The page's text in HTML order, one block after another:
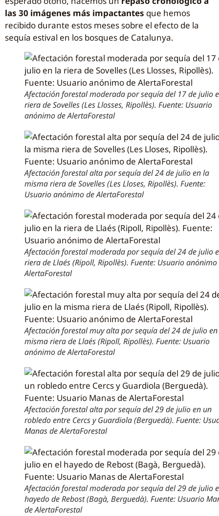
las 30 imágenes más impactantes que hemos
recibido durante estos meses sobre el efecto de la
sequía estival en los bosques de Catalunya.
Afectación forestal moderada por sequía del 17 de julio
riera de Sovelles (Les Llosses, Ripollès). Fuente: Usuario
anónimo de AlertaForestal
Afectación forestal alta por sequía del 24 de julio en la
misma riera de Sovelles (Les Lloses, Ripollès). Fuente:
Usuario anónimo de AlertaForestal
Afectación forestal moderada por sequía del 24 de julio
riera de Llaés (Ripoll, Ripollès). Fuente: Usuario anónimo
AlertaForestal
Afectación forestal muy alta por sequía del 24 de julio
misma riera de Llaés (Ripoll, Ripollès). Fuente: Usuario
anónimo de AlertaForestal
Afectación forestal alta por sequía del 29 de julio en un
robledo entre Cercs y Guardiola (Berguedà). Fuente:
Manas de AlertaForestal
Afectación forestal moderada por sequía del 29 de julio
hayedo de Rebost (Bagà, Berguedà). Fuente: Usuario
de AlertaForestal